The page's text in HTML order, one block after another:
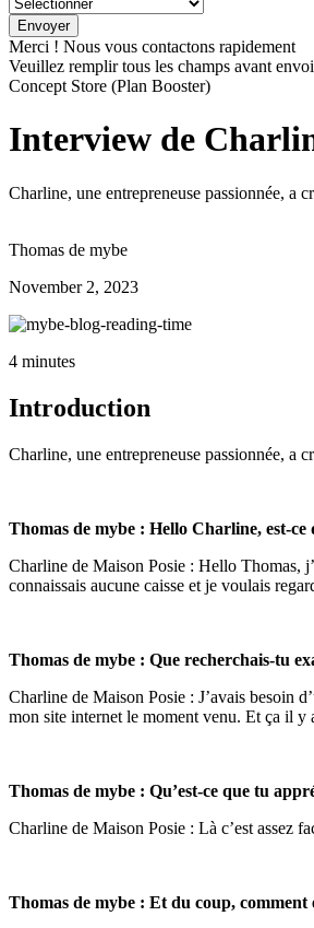
Merci ! Nous vous contactons rapidement
Veuillez remplir tous les champs avant envoi
Concept Store (Plan Booster)
Interview de
Charline, une entrepreneuse passionnée, a
Thomas de mybe
November 2, 2023
4 minutes
Introduction
Charline, une entrepreneuse passionnée, a
Thomas de mybe : Hello Charline, est-
Charline de Maison Posie : Hello Thomas,
connaissais aucune caisse et je voulais
Thomas de mybe : Que recherchais-tu
Charline de Maison Posie : J’avais besoin
mon site internet le moment venu. Et ça il y
Thomas de mybe : Qu’est-ce que tu
Charline de Maison Posie : Là c’est assez
Thomas de mybe : Et du coup, comment